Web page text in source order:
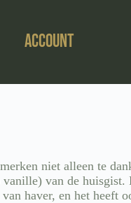
Account
niet alleen te
vanille) van de huisgist.
haver, en het heeft